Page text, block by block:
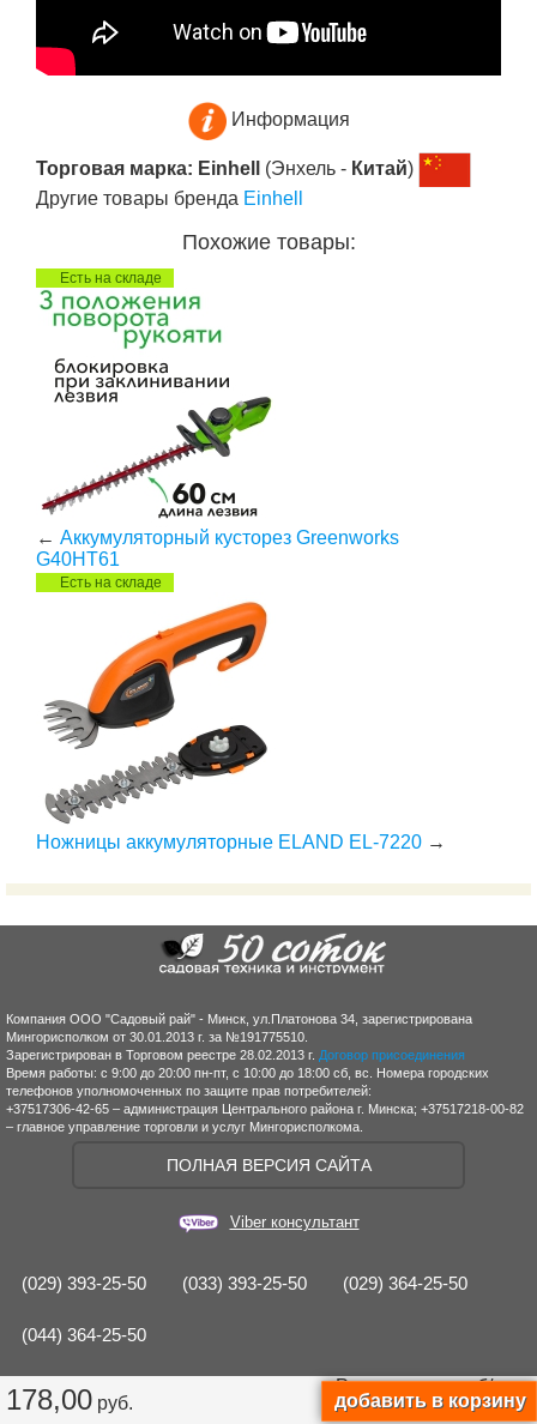
Информация
Торговая марка: Einhell (Энхель - Китай)
Другие товары бренда Einhell
Похожие товары:
Есть на складе
← Аккумуляторный кусторез Greenworks
G40HT61
Есть на складе
Ножницы аккумуляторные ELAND EL-7220 →
178,00 руб.
Рассрочка отруб/мес.
Компания ООО "Садовый рай" - Минск, ул.Платонова 34, зарегистрирована
Мингорисполком от 30.01.2013 г. за №191775510.
Зарегистрирован в Торговом реестре 28.02.2013 г. Договор присоединения
Время работы: с 9:00 до 20:00 пн-пт, с 10:00 до 18:00 сб, вс. Номера городских
телефонов уполномоченных по защите прав потребителей:
+37517306-42-65 – администрация Центрального района г. Минска; +37517218-00-82
– главное управление торговли и услуг Мингорисполкома.
ПОЛНАЯ ВЕРСИЯ САЙТА
Viber консультант
(029) 393-25-50 (033) 393-25-50 (029) 364-25-50
(044) 364-25-50